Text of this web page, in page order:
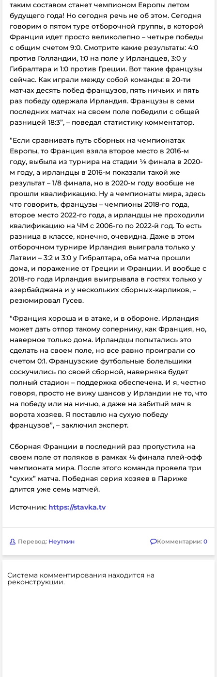
таким составом станет чемпионом Европы летом
будущего года! Но сегодня речь не об этом. Сегодня
говорим о пятом туре отборочной группы, в которой
Франция идет просто великолепно – четыре победы
с общим счетом 9:0. Смотрите какие результаты: 4:0
против Голландии, 1:0 на поле у Ирландцев, 3:0 у
Гибралтара и 1:0 против Греции. Вот такие французы
сейчас. Как играли между собой команды: в 20-ти
матчах десять побед французов, пять ничьих и пять
раз победу одержала Ирландия. Французы в семи
последних матчах на своем поле победили с общей
разницей 18:3”, – поведал статистику комментатор.
“Если сравнивать путь сборных на чемпионатах
Европы, то Франция взяла второе место в 2016-м
году, выбыла из турнира на стадии ⅛ финала в 2020-
м году, а ирландцы в 2016-м показали такой же
результат – 1/8 финала, но в 2020-м году вообще не
прошли квалификацию. Ну а чемпионаты мира, здесь
что говорить, французы – чемпионы 2018-го года,
второе место 2022-го года, а ирландцы не проходили
квалификацию на ЧМ с 2006-го по 2022-й год. То есть
разница в классе, конечно, очевидна. Даже в этом
отборочном турнире Ирландия выиграла только у
Латвии – 3:2 и 3:0 у Гибралтара, оба матча прошли
дома, и поражение от Греции и Франции. И вообще с
2018-го года Ирландия выигрывала в гостях только у
азербайджана и у нескольких сборных-карликов, –
резюмировал Гусев.
“Франция хороша и в атаке, и в обороне. Ирландия
может дать отпор такому сопернику, как Франция, но,
наверное только дома. Ирландцы попытались это
сделать на своем поле, но все равно проиграли со
счетом 0:1. Французские футбольные болельщики
соскучились по своей сборной, наверняка будет
полный стадион – поддержка обеспечена. И я, честно
говоря, просто не вижу шансов у Ирландии не то, что
на победу или на ничью, а даже на забитый мяч в
ворота хозяев. Я поставлю на сухую победу
французов”, – заключил эксперт.
Сборная Франции в последний раз пропустила на
своем поле от поляков в рамках ⅛ финала плей-офф
чемпионата мира. После этого команда провела три
“сухих” матча. Победная серия хозяев в Париже
длится уже семь матчей.
Источник: https://stavka.tv
Перевод: Неуткин Комментарии: 0
Система комментирования находится на
реконструкции.